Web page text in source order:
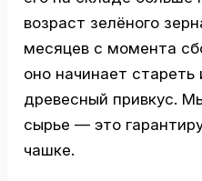
возраст зелёного
месяцев с момента
оно начинает стареть
древесный привкус.
сырье — это
чашке.